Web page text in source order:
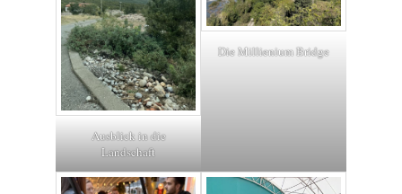
Ausblick in die
Landschaft
Die Millienium Bridge